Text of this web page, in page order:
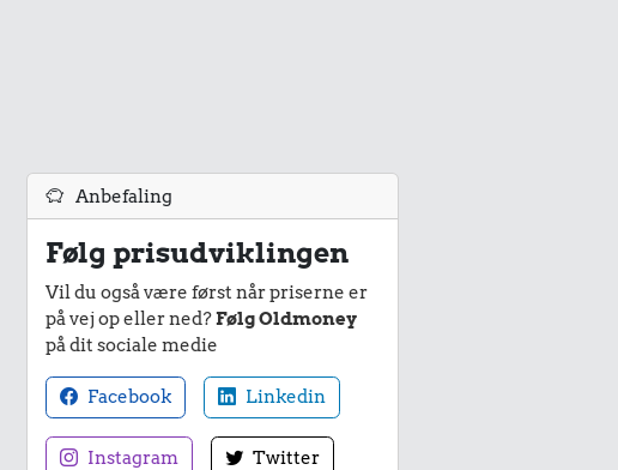
Anbefaling
Følg prisudviklingen
Vil du også være først når priserne er
på vej op eller ned?Følg Oldmoney
på dit sociale medie
Facebook Linkedin
Instagram Twitter